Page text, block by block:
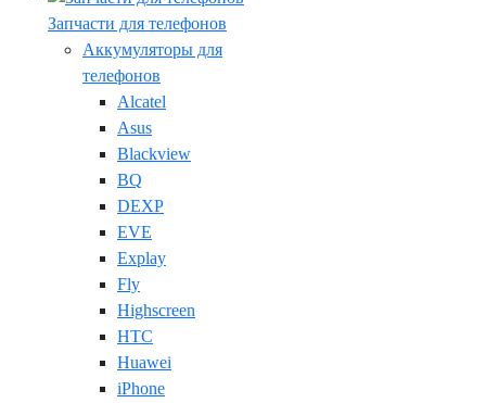
Запчасти для телефонов
Аккумуляторы для
телефонов
Alcatel
Asus
Blackview
BQ
DEXP
EVE
Explay
Fly
Highscreen
HTC
Huawei
iPhone